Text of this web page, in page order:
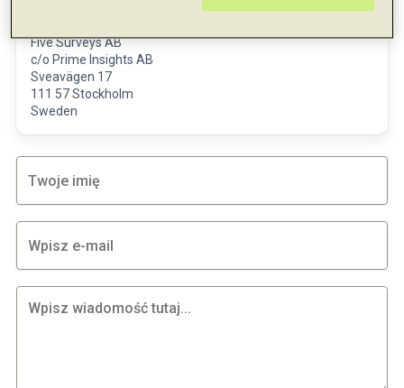
Five Surveys AB
c/o Prime Insights AB
Sveavägen 17
111 57 Stockholm
Sweden